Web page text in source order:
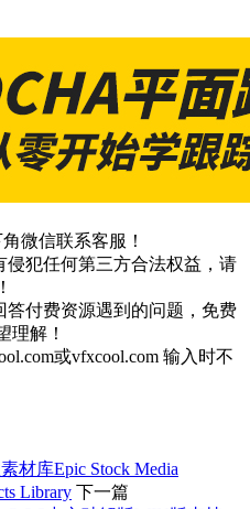
微信联系客服！
侵犯任何第三方合法权益，请
答付费资源遇到的问题，免费
理解！
或vfxcool.com 输入时不
材库Epic Stock Media
Library 下一篇